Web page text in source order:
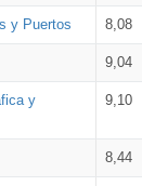
y Puertos 8,08
9,04
y
9,10
8,44